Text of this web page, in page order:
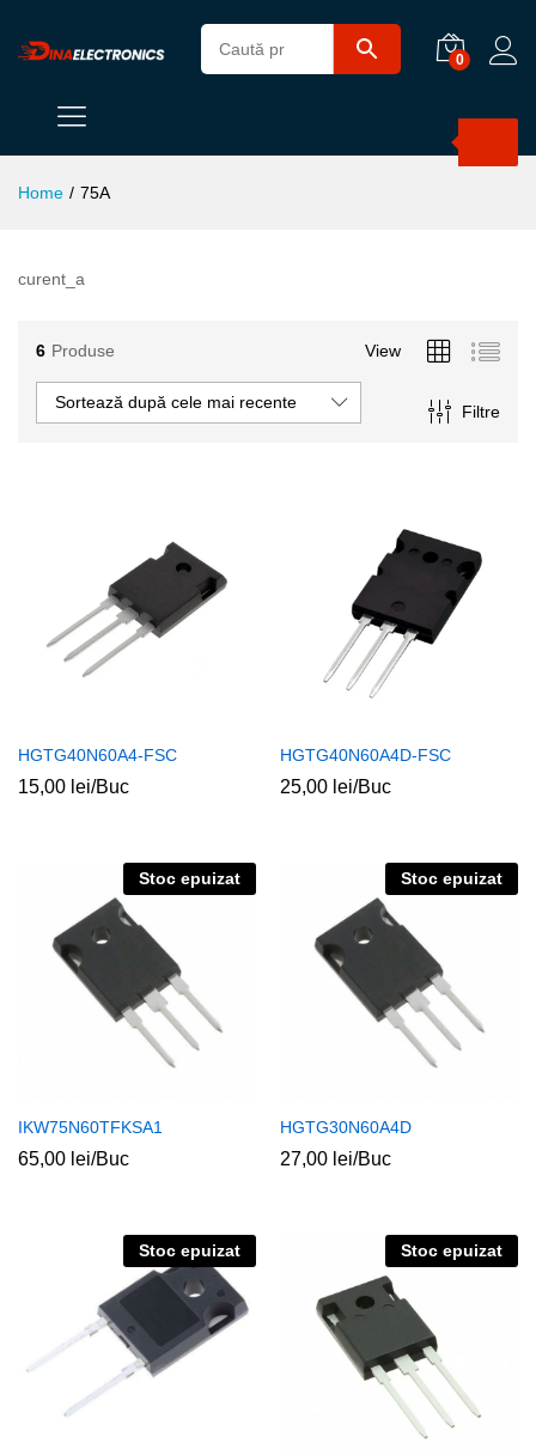
0
Home / 75A
curent_a
6 Produse View
Filtre
Sortează după cele mai recente
HGTG40N60A4-FSC
15,00 lei/Buc
HGTG40N60A4D-FSC
25,00 lei/Buc
Stoc epuizat
IKW75N60TFKSA1
65,00 lei/Buc
Stoc epuizat
HGTG30N60A4D
27,00 lei/Buc
Stoc epuizat Stoc epuizat